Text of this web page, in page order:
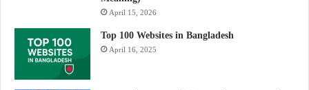
April 15, 2026
Top 100 Websites in Bangladesh
April 16, 2025